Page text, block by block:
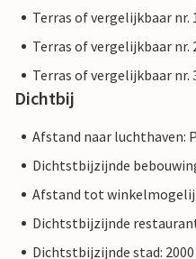
Terras of vergelijkbaar nr.
Terras of vergelijkbaar nr.
Terras of vergelijkbaar nr.
Dichtbij
Afstand naar luchthaven:
Dichtstbijzijnde
Afstand tot
Dichtstbijzijnde
Dichtstbijzijnde stad: